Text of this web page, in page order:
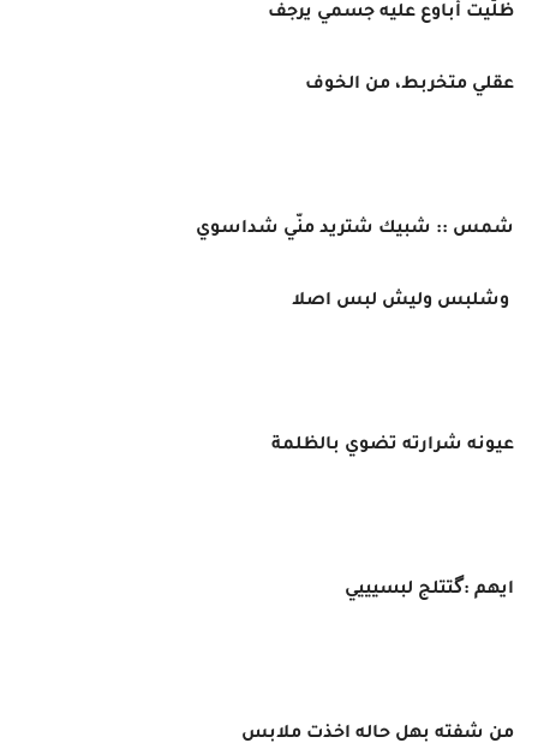
ظلّيت أباوع عليه جسمي يرجف
عقلي متخربط، من الخوف
شمس :: شبيك شتريد منّي شداسوي
وشلبس وليش لبس اصلا
عيونه شرارته تضوي بالظلمة
ايهم :گتتلج لبسيييي
من شفته بهل حاله اخذت ملابس